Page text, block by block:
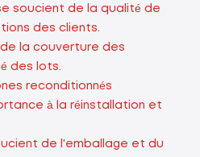
soucient de la qualité de
des clients.
la couverture des
des lots.
reconditionnés
à la réinstallation et
de l'emballage et du